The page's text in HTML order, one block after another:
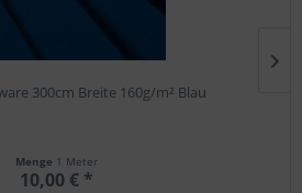
300cm Breite 160g/m² Blau
Menge 1 Meter
10,00 € *